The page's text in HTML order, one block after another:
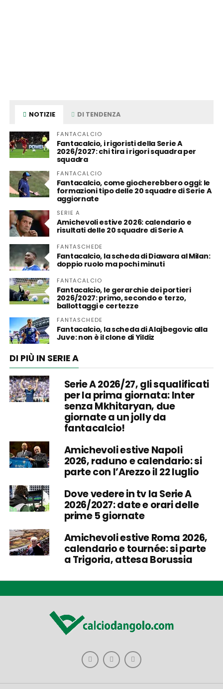
NOTIZIE DI TENDENZA
FANTACALCIO
Fantacalcio, i rigoristi della Serie A
2026/2027: chi tira i rigori squadra per
squadra
FANTACALCIO
Fantacalcio, come giocherebbero oggi: le
formazioni tipo delle 20 squadre di Serie A
aggiornate
SERIE A
Amichevoli estive 2026: calendario e
risultati delle 20 squadre di Serie A
FANTASCHEDE
Fantacalcio, la scheda di Diawara al Milan:
doppio ruolo ma pochi minuti
FANTACALCIO
Fantacalcio, le gerarchie dei portieri
2026/2027: primo, secondo e terzo,
ballottaggi e certezze
FANTASCHEDE
Fantacalcio, la scheda di Alajbegovic alla
Juve: non è il clone di Yildiz
DI PIÙ IN SERIE A
Serie A 2026/27, gli squalificati
per la prima giornata: Inter
senza Mkhitaryan, due
giornate a un jolly da
fantacalcio!
Amichevoli estive Napoli
2026, raduno e calendario: si
parte con l’Arezzo il 22 luglio
Dove vedere in tv la Serie A
2026/2027: date e orari delle
prime 5 giornate
Amichevoli estive Roma 2026,
calendario e tournée: si parte
a Trigoria, attesa Borussia